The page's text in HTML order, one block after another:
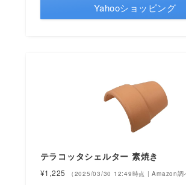
Yahooショッピング
テラコッタシェルター 素焼き
¥1,225 （2025/03/30 12:49時点 | Amazon調